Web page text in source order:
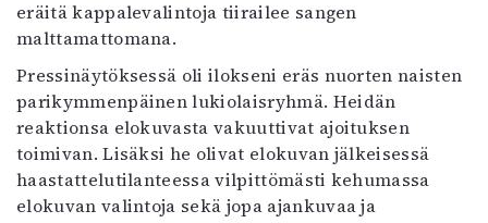
eräitä kappalevalintoja tiirailee sangen
malttamattomana.
Pressinäytöksessä oli ilokseni eräs nuorten naisten
parikymmenpäinen lukiolaisryhmä. Heidän
reaktionsa elokuvasta vakuuttivat ajoituksen
toimivan. Lisäksi he olivat elokuvan jälkeisessä
haastattelutilanteessa vilpittömästi kehumassa
elokuvan valintoja sekä jopa ajankuvaa ja